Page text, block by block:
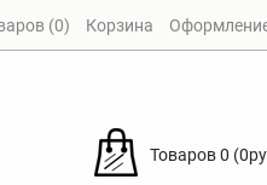
(0) Корзина
Товаров 0